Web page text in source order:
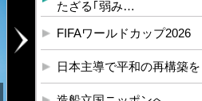
たざる｢弱み…
FIFAワールドカップ2026
日本主導で平和の再構築を